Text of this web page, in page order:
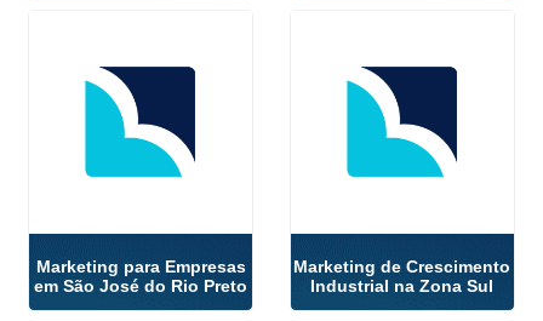
Marketing para Empresas
em São José do Rio Preto
Marketing de Crescimento
Industrial na Zona Sul